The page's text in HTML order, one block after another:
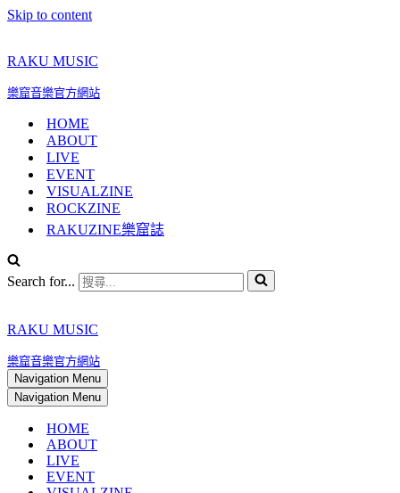
Skip to content
RAKU MUSIC
樂窟音樂官方網站
HOME
ABOUT
LIVE
EVENT
VISUALZINE
ROCKZINE
RAKUZINE樂窟誌
Search for...
RAKU MUSIC
樂窟音樂官方網站
Navigation Menu
Navigation Menu
HOME
ABOUT
LIVE
EVENT